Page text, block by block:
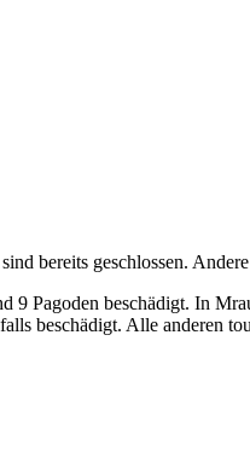
bereits geschlossen.
Pagoden beschädigt. In
beschädigt. Alle anderen